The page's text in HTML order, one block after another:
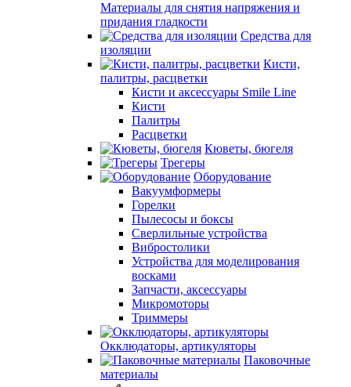
Материалы для снятия напряжения и
придания гладкости
Средства для
изоляции
Кисти,
палитры, расцветки
Кисти и аксессуары Smile Line
Кисти
Палитры
Расцветки
Кюветы, бюгеля
Трегеры
Оборудование
Вакуумформеры
Горелки
Пылесосы и боксы
Сверлильные устройства
Вибростолики
Устройства для моделирования
восками
Запчасти, аксессуары
Микромоторы
Триммеры
Окклюдаторы, артикуляторы
Паковочные
материалы